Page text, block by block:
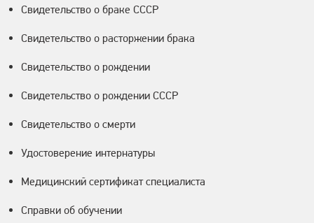
Свидетельство о браке СССР
Свидетельство о расторжении брака
Свидетельство о рождении
Свидетельство о рождении СССР
Свидетельство о смерти
Удостоверение интернатуры
Медицинский сертификат специалиста
Справки об обучении